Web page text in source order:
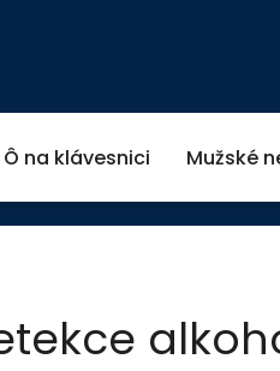
Ô na klávesnici Mužské